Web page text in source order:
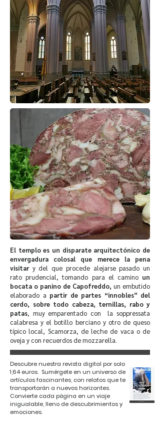
El templo es un disparate arquitectónico de
envergadura colosal que merece la pena
visitar y del que procede alejarse pasado un
rato prudencial, tomando para el camino un
bocata o panino de Capofreddo, un embutido
elaborado a partir de partes “innobles” del
cerdo, sobre todo cabeza, ternillas, rabo y
patas, muy emparentado con la soppressata
calabresa y el botillo berciano y otro de queso
típico local, Scamorza, de leche de vaca o de
oveja y con recuerdos de mozzarella.
Descubre nuestra revista digital por solo
1,64 euros. Sumérgete en un universo de
artículos fascinantes, con relatos que te
transportarán a nuevos horizontes.
Convierte cada página en un viaje
inigualable, lleno de descubrimientos y
emociones.